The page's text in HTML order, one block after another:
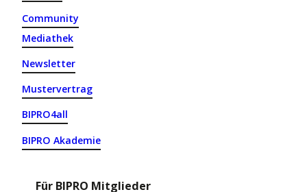
Community
Mediathek
Newsletter
Mustervertrag
BIPRO4all
BIPRO Akademie
Für BIPRO Mitglieder